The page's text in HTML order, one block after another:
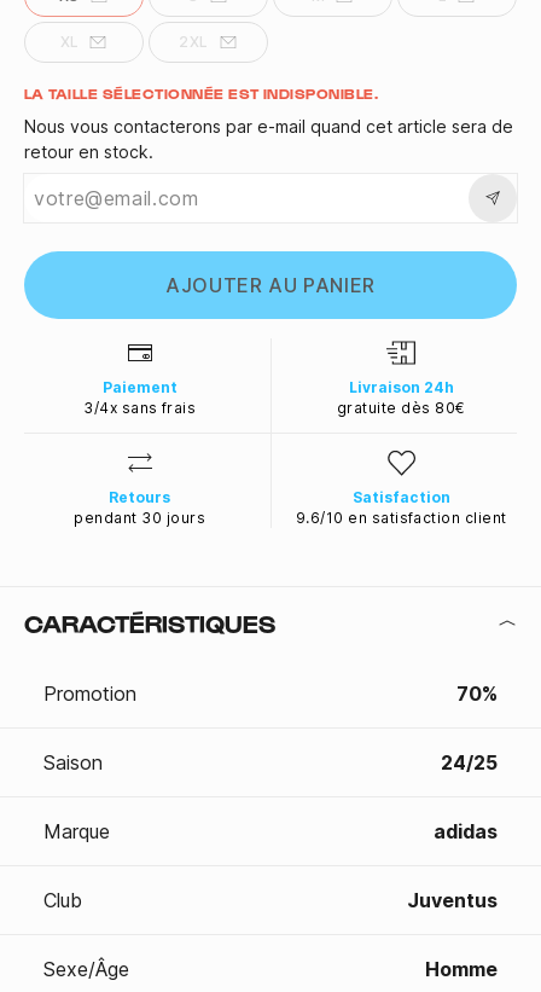
XL 2XL
Quantité
LA TAILLE SÉLECTIONNÉE EST INDISPONIBLE.
Nous vous contacterons par e-mail quand cet article sera de
retour en stock.
AJOUTER AU PANIER
Paiement
3/4x sans frais
Livraison 24h
gratuite dès 80€
Retours
pendant 30 jours
Satisfaction
9.6/10 en satisfaction client
CARACTÉRISTIQUES
Promotion 70%
Saison 24/25
Marque adidas
Club Juventus
Sexe/Âge Homme